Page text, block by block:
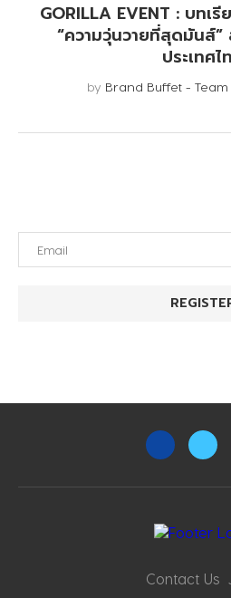
GORILLA EVENT : บทเ
“ความวุ่นวายที่สุดมันส์”
ประเทศไ
by Brand Buffet - Team
Contact Us